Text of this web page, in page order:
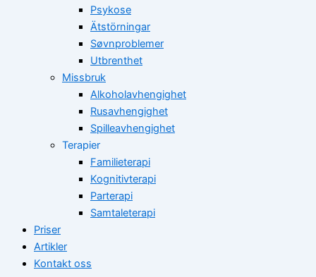
Psykose
Ätstörningar
Søvnproblemer
Utbrenthet
Missbruk
Alkoholavhengighet
Rusavhengighet
Spilleavhengighet
Terapier
Familieterapi
Kognitivterapi
Parterapi
Samtaleterapi
Priser
Artikler
Kontakt oss